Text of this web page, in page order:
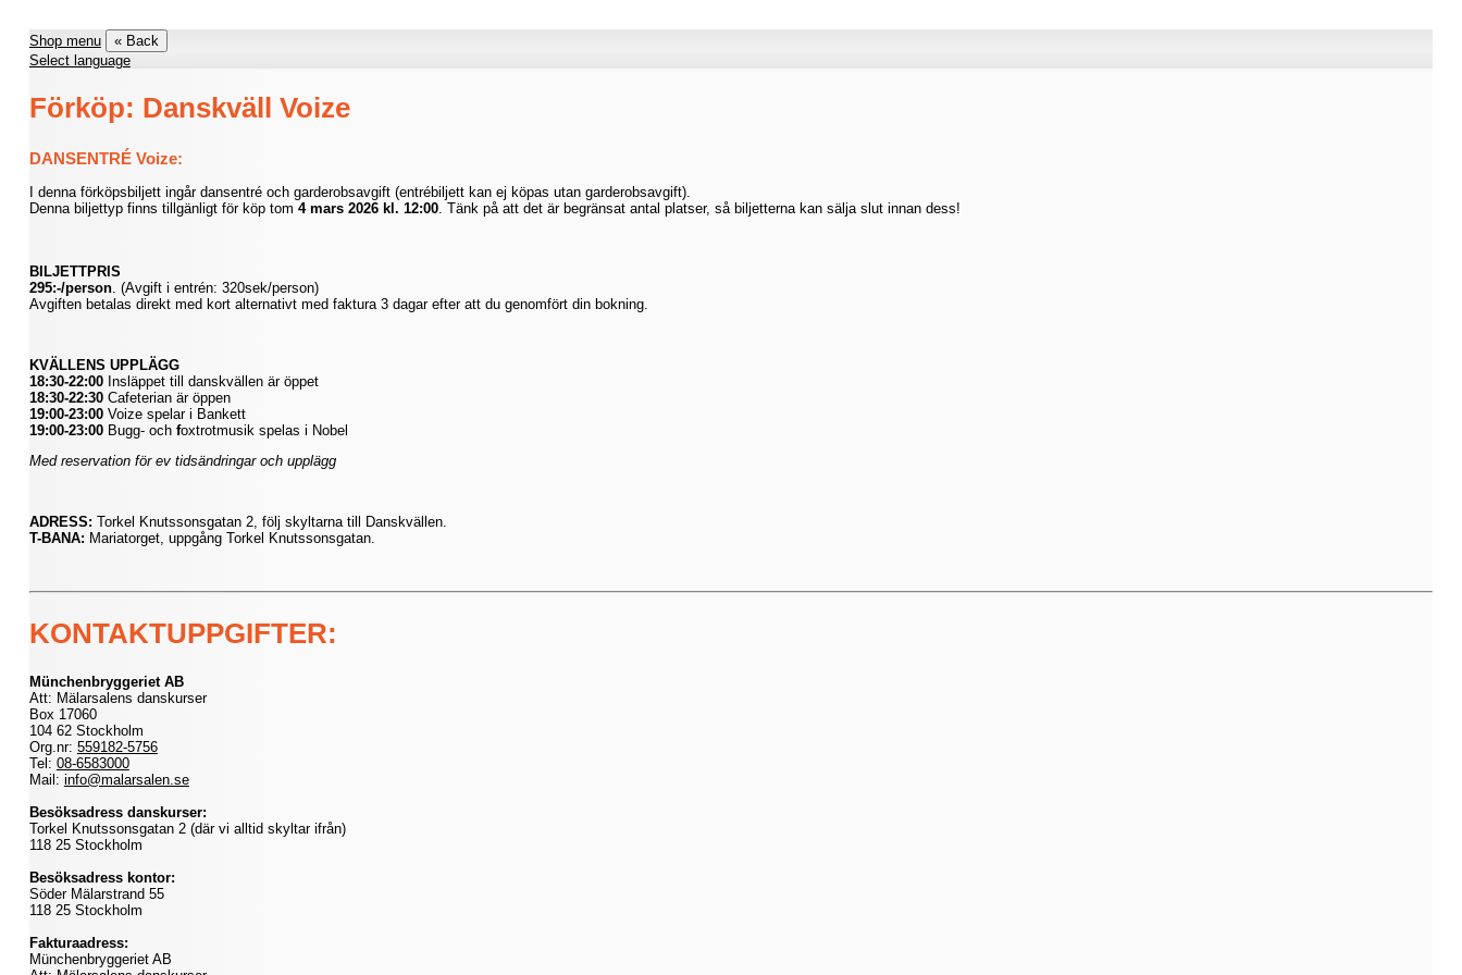
Shop menu
« Back
Select language
Förköp: Danskväll Voize
DANSENTRÉ Voize:
I denna förköpsbiljett ingår dansentré och garderobsavgift (entrébiljett kan ej köpas utan garderobsavgift).
Denna biljettyp finns tillgänligt för köp tom 4 mars 2026 kl. 12:00. Tänk på att det är begränsat antal platser, så biljetterna kan sälja slut innan dess!
BILJETTPRIS
295:-/person. (Avgift i entrén: 320sek/person)
Avgiften betalas direkt med kort alternativt med faktura 3 dagar efter att du genomfört din bokning.
KVÄLLENS UPPLÄGG
18:30-22:00 Insläppet till danskvällen är öppet
18:30-22:30Cafeterian är öppen
19:00-23:00 Voize spelar i Bankett
19:00-23:00 Bugg- ochfoxtrotmusik spelas i Nobel
Med reservation för ev tidsändringar och upplägg
ADRESS: Torkel Knutssonsgatan 2, följ skyltarna till Danskvällen.
T-BANA: Mariatorget, uppgång Torkel Knutssonsgatan.
KONTAKTUPPGIFTER:
Münchenbryggeriet AB
Att: Mälarsalens danskurser
Box 17060
104 62 Stockholm
Org.nr: 559182-5756
Tel: 08-6583000
Mail: info@malarsalen.se
Besöksadress danskurser:
Torkel Knutssonsgatan 2 (där vi alltid skyltar ifrån)
118 25 Stockholm
Besöksadress kontor:
Söder Mälarstrand 55
118 25 Stockholm
Fakturaadress:
Münchenbryggeriet AB